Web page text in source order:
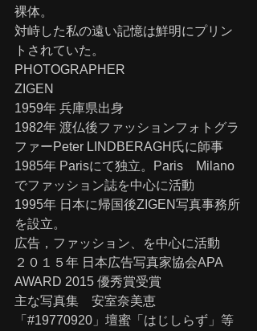
裸体。
対峙した私の遠い記憶は鮮明にプリン
トされていた。
PHOTOGRAPHER
ZIGEN
1959年 兵庫県出身
1982年 渡仏後ファッションフォトグラ
ファーPeter LINDBERAGH氏に師事
1985年 Parisにて独立。Paris　Milano
でファッション誌を中心に活動
1995年 日本に帰国後ZIGEN写真事務所
を設立。
広告，ファッション、を中心に活動
２０１５年 日本広告写真家協会APA
AWARD 2015 優秀賞受賞
主な写真集　安室奈美恵
「#19770920」壇蜜「はじしらず」等